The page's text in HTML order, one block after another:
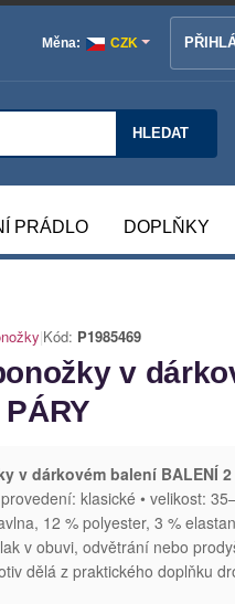
Měna: CZK
HLEDAT
PRÁDLO DOPLŇKY
|Kód: P1985469
v
v dárkovém balení BALENÍ 2
klasické • velikost:
12 % polyester, 3 %
v obuvi, odvětrání nebo
dělá z praktického doplňku